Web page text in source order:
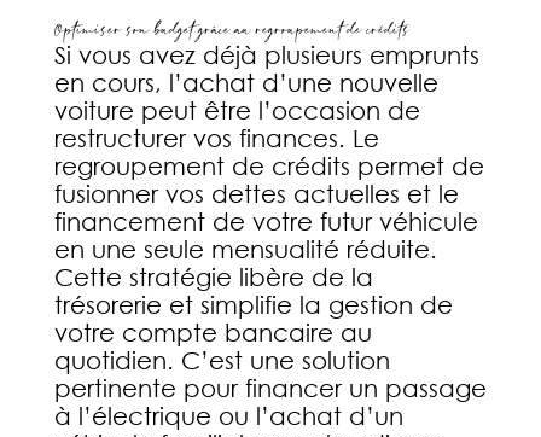
Optimiser son budget grâce au regroupement de crédits
Si vous avez déjà plusieurs emprunts
en cours, l’achat d’une nouvelle
voiture peut être l’occasion de
restructurer vos finances. Le
regroupement de crédits permet de
fusionner vos dettes actuelles et le
financement de votre futur véhicule
en une seule mensualité réduite.
Cette stratégie libère de la
trésorerie et simplifie la gestion de
votre compte bancaire au
quotidien. C’est une solution
pertinente pour financer un passage
à l’électrique ou l’achat d’un